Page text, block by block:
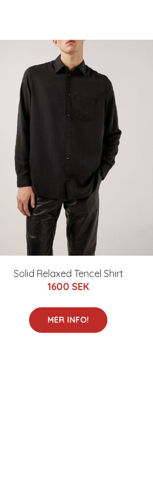
Solid Relaxed Tencel Shirt
1600 SEK
MER INFO!